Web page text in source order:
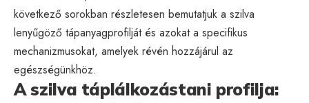
következő sorokban részletesen bemutatjuk a szilva
lenyűgöző tápanyagprofilját és azokat a specifikus
mechanizmusokat, amelyek révén hozzájárul az
egészségünkhöz.
A szilva táplálkozástani profilja: